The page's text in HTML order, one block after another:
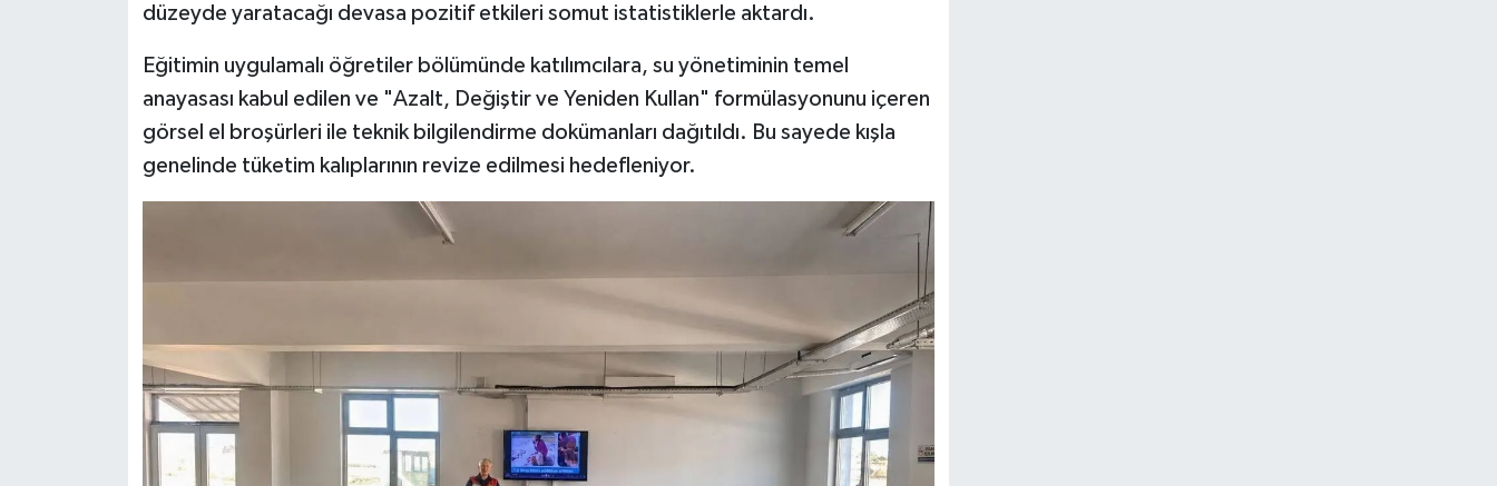
düzeyde yaratacağı devasa pozitif etkileri somut istatistiklerle aktardı.
Eğitimin uygulamalı öğretiler bölümünde katılımcılara, su yönetiminin temel
anayasası kabul edilen ve "Azalt, Değiştir ve Yeniden Kullan" formülasyonunu içeren
görsel el broşürleri ile teknik bilgilendirme dokümanları dağıtıldı. Bu sayede kışla
genelinde tüketim kalıplarının revize edilmesi hedefleniyor.